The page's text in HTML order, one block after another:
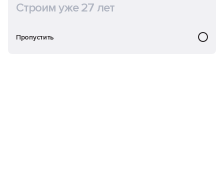
Строим уже 27 лет
Пропустить